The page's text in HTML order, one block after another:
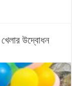
খেলার উদ্বোধন